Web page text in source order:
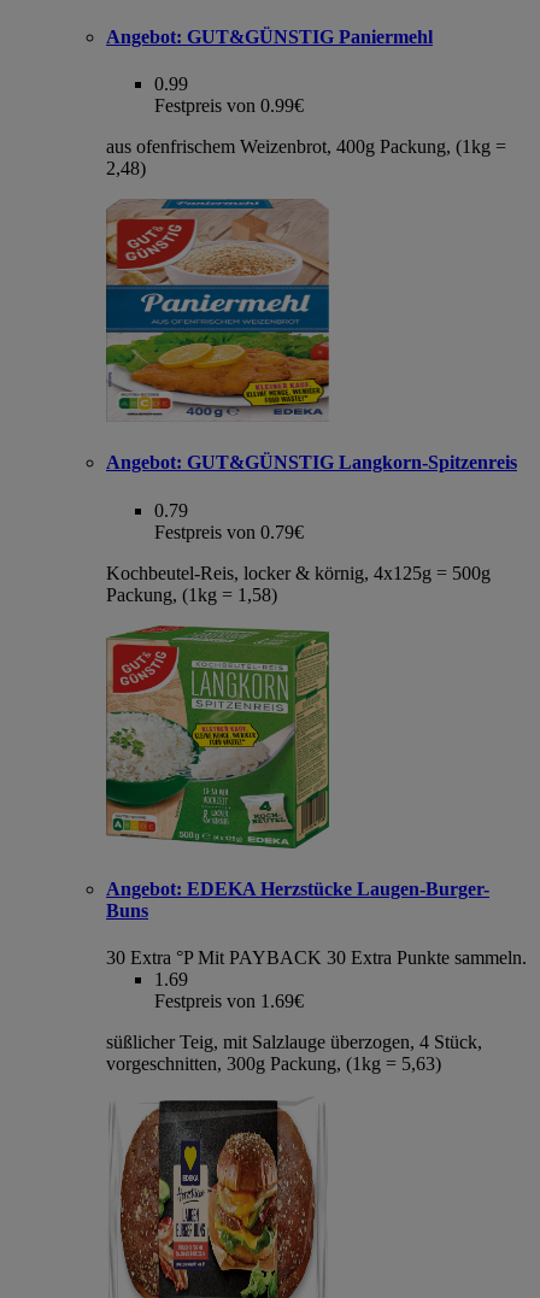
Angebot: GUT&GÜNSTIG Paniermehl
0.99
Festpreis von 0.99€
aus ofenfrischem Weizenbrot, 400g Packung, (1kg =
2,48)
Angebot: GUT&GÜNSTIG Langkorn-Spitzenreis
0.79
Festpreis von 0.79€
Kochbeutel-Reis, locker & körnig, 4x125g = 500g
Packung, (1kg = 1,58)
Angebot: EDEKA Herzstücke Laugen-Burger-
Buns
30 Extra °P Mit PAYBACK 30 Extra Punkte sammeln.
1.69
Festpreis von 1.69€
süßlicher Teig, mit Salzlauge überzogen, 4 Stück,
vorgeschnitten, 300g Packung, (1kg = 5,63)